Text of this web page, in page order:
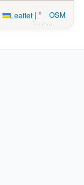
Leaflet | © OSM